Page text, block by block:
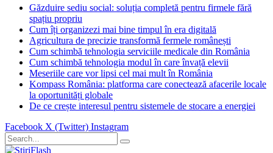
Găzduire sediu social: soluția completă pentru firmele fără
spațiu propriu
Cum îți organizezi mai bine timpul în era digitală
Agricultura de precizie transformă fermele românești
Cum schimbă tehnologia serviciile medicale din România
Cum schimbă tehnologia modul în care învață elevii
Meseriile care vor lipsi cel mai mult în România
Kompass România: platforma care conectează afacerile locale
la oportunități globale
De ce crește interesul pentru sistemele de stocare a energiei
Facebook X (Twitter) Instagram